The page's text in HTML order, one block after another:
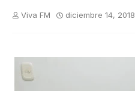
Viva FM diciembre 14, 2018